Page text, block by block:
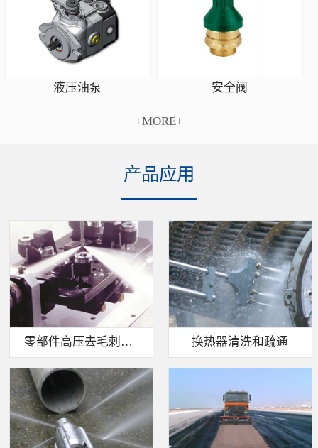
液压油泵 安全阀
+MORE+
产品应用
零部件高压去毛刺清洗 换热器清洗和疏通